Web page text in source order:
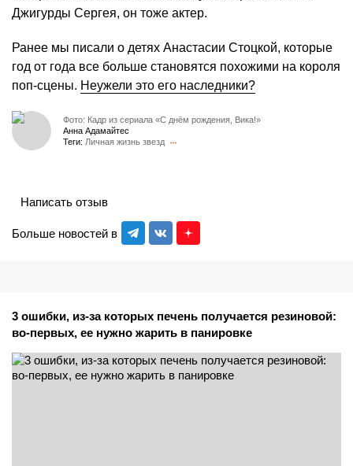
Джигурды Сергея, он тоже актер.
Ранее мы писали о детях Анастасии Стоцкой, которые
год от года все больше становятся похожими на короля
поп-сцены. Неужели это его наследники?
Фото: Кадр из сериала «С днём рождения, Вика!»
Анна Адамайтес
Теги: Личная жизнь звезд
Больше новостей в
Написать отзыв
3 ошибки, из-за которых печень получается резиновой:
во-первых, ее нужно жарить в панировке